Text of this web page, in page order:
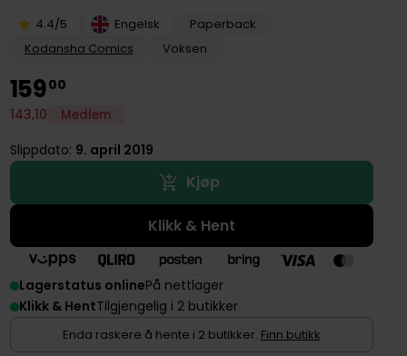
4.4/5 Engelsk
Paperback
Kodansha Comics
Voksen
15900
143,10 Medlem
Slippdato: 9. april 2019
Kjøp
Klikk & Hent
Lagerstatus onlinePå nettlager
Klikk & HentTilgjengelig i 2 butikker
Enda raskere å hente i 2 butikker. Finn butikk